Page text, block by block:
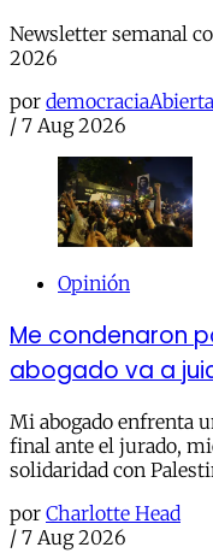
Newsletter semanal
2026
por democraciaAbierta
/ 7 Aug 2026
Opinión
Me condenaron
abogado va a
Mi abogado enfrenta
final ante el jurado,
solidaridad con
por Charlotte Head
/ 7 Aug 2026